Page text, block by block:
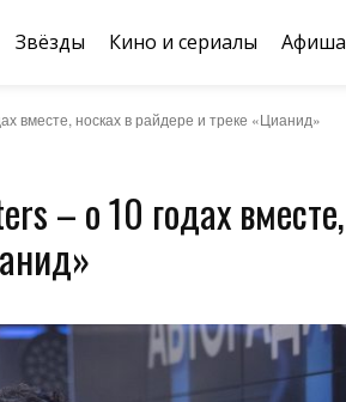
Звёзды Кино и сериалы Афиша
вместе, носках в райдере и треке «Цианид»
– о 10 годах вместе,